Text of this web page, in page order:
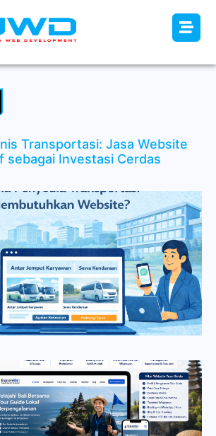
Transportasi: Jasa Website
sebagai Investasi Cerdas